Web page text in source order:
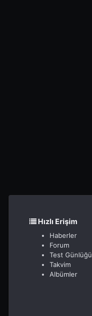
Hızlı Erişim
Haberler
Forum
Test Günlüğü
Takvim
Albümler